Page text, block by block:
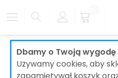
Dbamy o Twoją
Używamy cookies, aby